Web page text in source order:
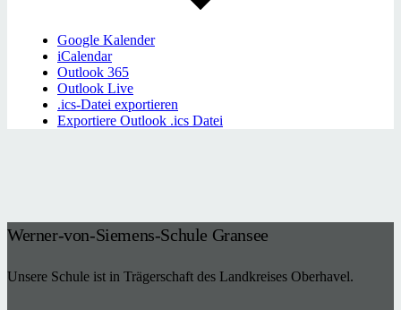
Google Kalender
iCalendar
Outlook 365
Outlook Live
.ics-Datei exportieren
Exportiere Outlook .ics Datei
Werner-von-Siemens-Schule Gransee
Unsere Schule ist in Trägerschaft des Landkreises Oberhavel.